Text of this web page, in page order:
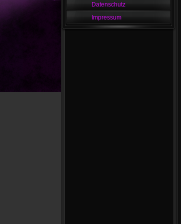
Datenschutz
Impressum